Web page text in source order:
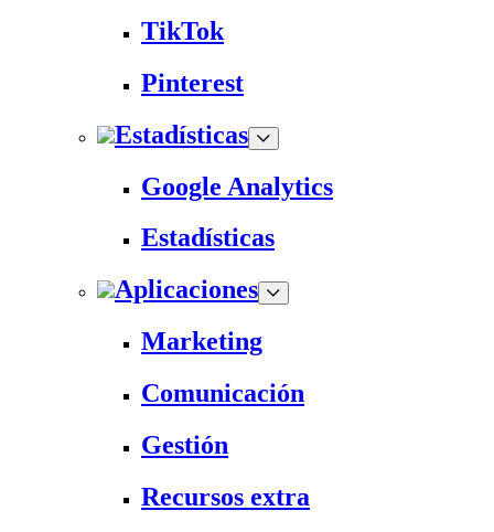
TikTok
Pinterest
Estadísticas
Google Analytics
Estadísticas
Aplicaciones
Marketing
Comunicación
Gestión
Recursos extra